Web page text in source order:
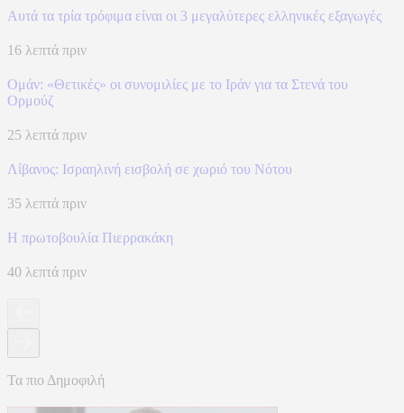
Αυτά τα τρία τρόφιμα είναι οι 3 μεγαλύτερες ελληνικές εξαγωγές
16 λεπτά πριν
Ομάν: «Θετικές» οι συνομιλίες με το Ιράν για τα Στενά του
Ορμούζ
25 λεπτά πριν
Λίβανος: Ισραηλινή εισβολή σε χωριό του Νότου
35 λεπτά πριν
Η πρωτοβουλία Πιερρακάκη
40 λεπτά πριν
Τα πιο Δημοφιλή